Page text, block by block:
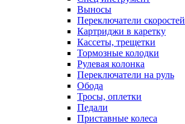
Выносы
Переключатели скоростей
Картриджи в каретку
Кассеты, трещетки
Тормозные колодки
Рулевая колонка
Переключатели на руль
Обода
Тросы, оплетки
Педали
Приставные колеса